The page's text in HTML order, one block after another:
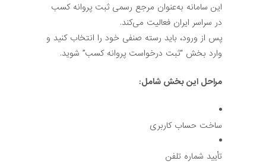
این سامانه به‌عنوان مرجع رسمی ثبت پروانه کسب
در سراسر ایران فعالیت می‌کند.
پس از ورود، باید رسته صنفی خود را انتخاب کنید و
وارد بخش “ثبت درخواست پروانه کسب” شوید.
مراحل این بخش شامل:
ساخت حساب کاربری
تأیید شماره تلفن